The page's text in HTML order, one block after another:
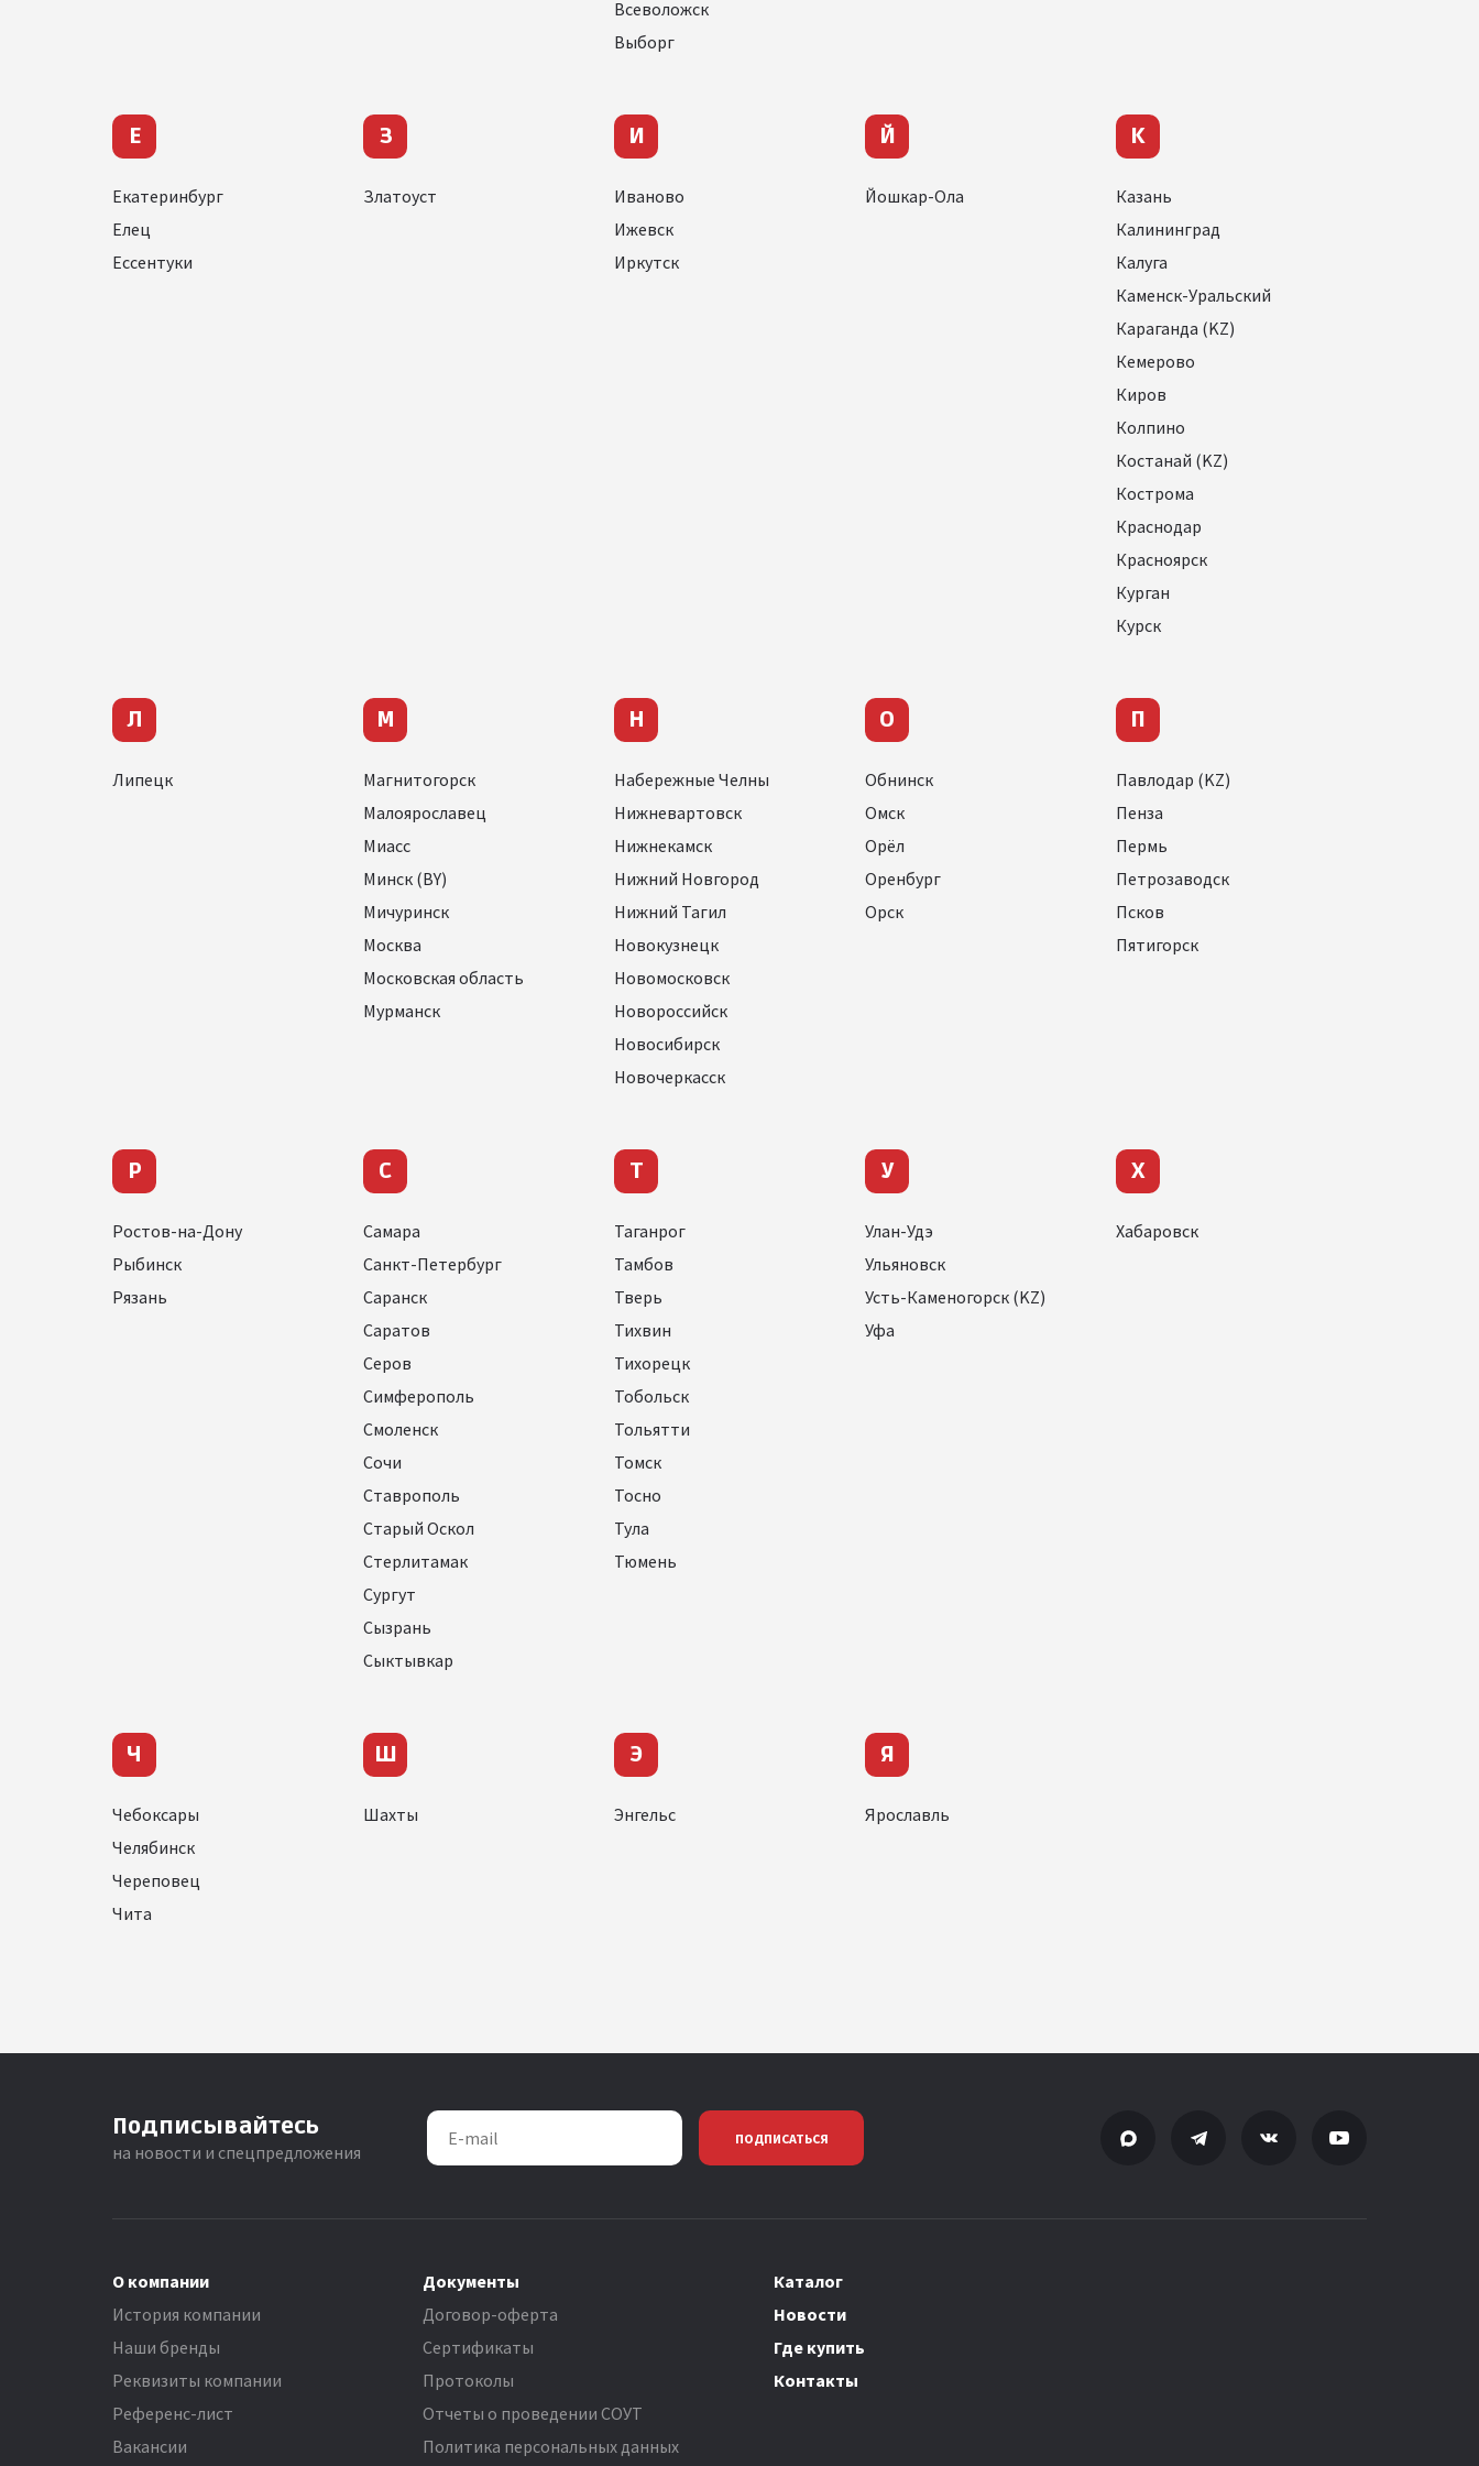
Всеволожск
Выборг
Е
Екатеринбург
Елец
Ессентуки
З
Златоуст
И
Иваново
Ижевск
Иркутск
Й
Йошкар-Ола
К
Казань
Калининград
Калуга
Каменск-Уральский
Караганда (KZ)
Кемерово
Киров
Колпино
Костанай (KZ)
Кострома
Краснодар
Красноярск
Курган
Курск
Л
Липецк
М
Магнитогорск
Малоярославец
Миасс
Минск (BY)
Мичуринск
Москва
Московская область
Мурманск
Н
Набережные Челны
Нижневартовск
Нижнекамск
Нижний Новгород
Нижний Тагил
Новокузнецк
Новомосковск
Новороссийск
Новосибирск
Новочеркасск
О
Обнинск
Омск
Орёл
Оренбург
Орск
П
Павлодар (KZ)
Пенза
Пермь
Петрозаводск
Псков
Пятигорск
Р
Ростов-на-Дону
Рыбинск
Рязань
С
Самара
Санкт-Петербург
Саранск
Саратов
Серов
Симферополь
Смоленск
Сочи
Ставрополь
Старый Оскол
Стерлитамак
Сургут
Сызрань
Сыктывкар
Т
Таганрог
Тамбов
Тверь
Тихвин
Тихорецк
Тобольск
Тольятти
Томск
Тосно
Тула
Тюмень
У
Улан-Удэ
Ульяновск
Усть-Каменогорск (KZ)
Уфа
Х
Хабаровск
Ч
Чебоксары
Челябинск
Череповец
Чита
Ш
Шахты
Э
Энгельс
Я
Ярославль
Подписывайтесь
на новости и спецпредложения
ПОДПИСАТЬСЯ
О компании
История компании
Наши бренды
Реквизиты компании
Референс-лист
Вакансии
Документы
Договор-оферта
Сертификаты
Протоколы
Отчеты о проведении СОУТ
Политика персональных данных
Каталог
Новости
Где купить
Контакты